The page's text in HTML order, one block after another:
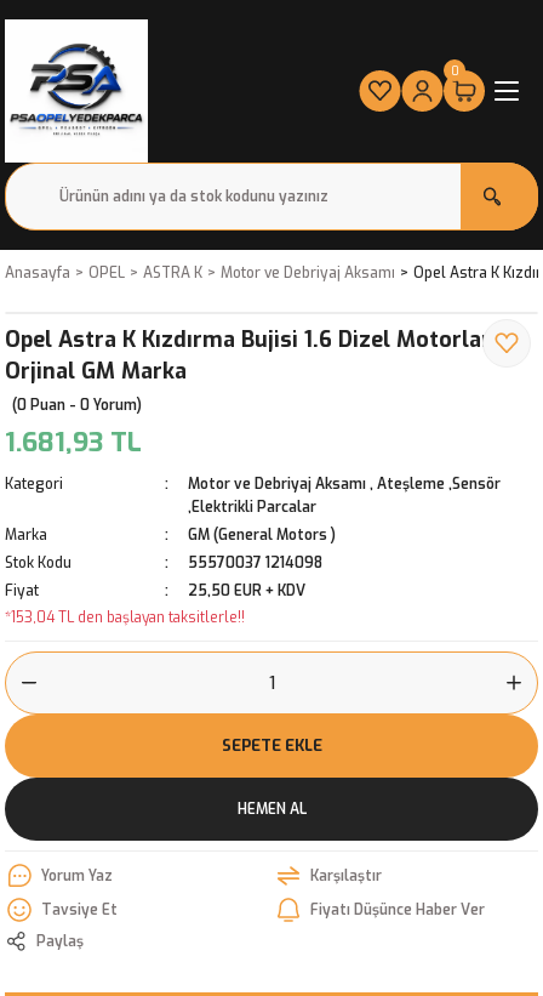
0
Anasayfa OPEL ASTRA K Motor ve Debriyaj Aksamı Opel Astra K
Opel Astra K Kızdırma Bujisi 1.6 Dizel Motorlar
Orjinal GM Marka
(0 Puan - 0 Yorum)
1.681,93 TL
Kategori Motor ve Debriyaj Aksamı,Ateşleme ,Sensör
,Elektrikli Parcalar
Marka
GM (General Motors )
Stok Kodu
55570037 1214098
Fiyat
25,50 EUR + KDV
*153,04 TL den başlayan taksitlerle!!
SEPETE EKLE
HEMEN AL
Yorum Yaz
Karşılaştır
Tavsiye Et
Fiyatı Düşünce Haber Ver
Paylaş